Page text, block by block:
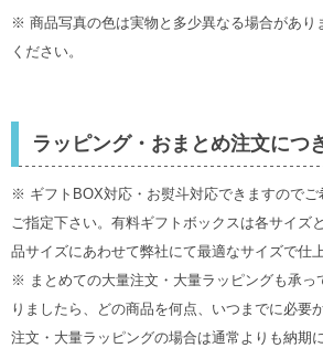
※ 商品写真の色は実物と多少異なる場合があり
ください。
ラッピング・おまとめ注文につ
※ ギフトBOX対応・お熨斗対応できますのでご
ご指定下さい。有料ギフトボックスは各サイズ
品サイズにあわせて弊社にて最適なサイズで仕上
※ まとめての大量注文・大量ラッピングも承っ
りましたら、どの商品を何点、いつまでに必要
注文・大量ラッピングの場合は通常よりも納期